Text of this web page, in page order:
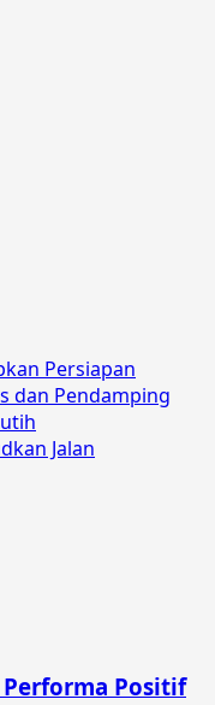
Persiapan
dan Pendamping
Jalan
Positif